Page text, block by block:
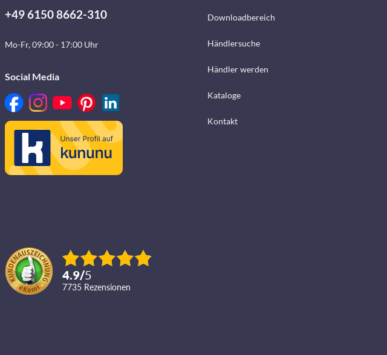
+49 6150 8662-310
Mo-Fr, 09:00 - 17:00 Uhr
Social Media
4.9/5
7735 Rezensionen
Downloadbereich
Händlersuche
Händler werden
Kataloge
Kontakt